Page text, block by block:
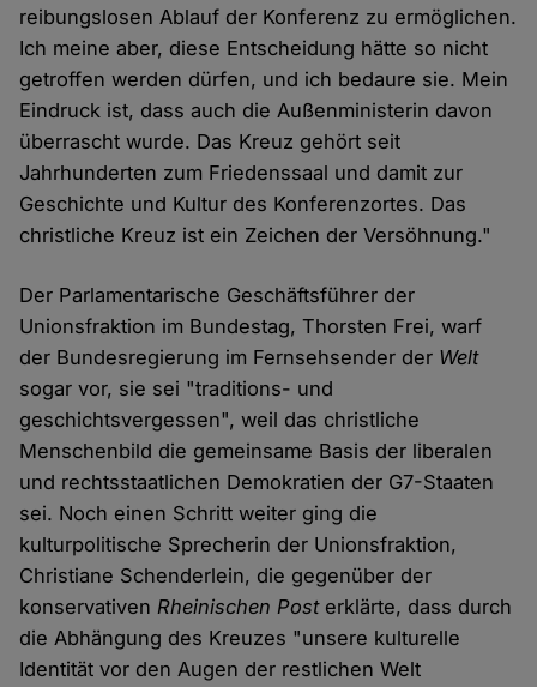
reibungslosen Ablauf der Konferenz zu ermöglichen.
Ich meine aber, diese Entscheidung hätte so nicht
getroffen werden dürfen, und ich bedaure sie. Mein
Eindruck ist, dass auch die Außenministerin davon
überrascht wurde. Das Kreuz gehört seit
Jahrhunderten zum Friedenssaal und damit zur
Geschichte und Kultur des Konferenzortes. Das
christliche Kreuz ist ein Zeichen der Versöhnung."
Der Parlamentarische Geschäftsführer der
Unionsfraktion im Bundestag, Thorsten Frei, warf
der Bundesregierung im Fernsehsender der Welt
sogar vor, sie sei "traditions- und
geschichtsvergessen", weil das christliche
Menschenbild die gemeinsame Basis der liberalen
und rechtsstaatlichen Demokratien der G7-Staaten
sei. Noch einen Schritt weiter ging die
kulturpolitische Sprecherin der Unionsfraktion,
Christiane Schenderlein, die gegenüber der
konservativenRheinischen Posterklärte, dass durch
die Abhängung des Kreuzes "unsere kulturelle
Identität vor den Augen der restlichen Welt